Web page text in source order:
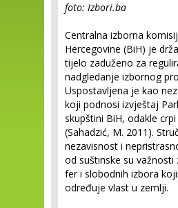
foto: Izbori.ba
Centralna izborna
Hercegovine (BiH) je
tijelo zaduženo za
nadgledanje izbornog
Uspostavljena je kao
koji podnosi izvještaj
skupštini BiH, odakle
(Sahadzić, M. 2011).
nezavisnost i
od suštinske su važnosti
fer i slobodnih izbora
određuje vlast u zemlji.